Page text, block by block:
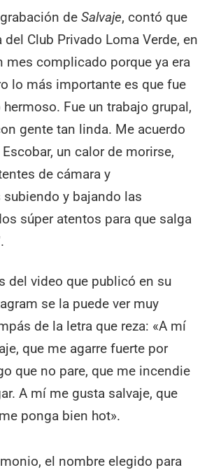
deSalvaje, contó que
del Club Privado Loma Verde, en
mes complicado porque ya era
lo más importante es que fue
Fue un trabajo grupal,
gente tan linda. Me acuerdo
un calor de morirse,
de cámara y
y bajando las
súper atentos para que salga
del video que publicó en su
se la puede ver muy
de la letra que reza: «A mí
que me agarre fuerte por
que no pare, que me incendie
A mí me gusta salvaje, que
ponga bien hot».
el nombre elegido para